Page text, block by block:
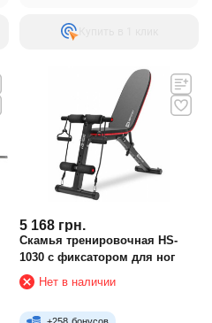
Купить в 1 клик
5 168 грн.
Скамья тренировочная HS-
1030 с фиксатором для ног
Нет в наличии